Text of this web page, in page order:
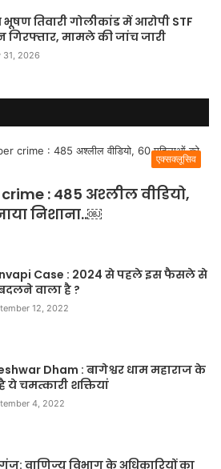
भूषण तिवारी गोलीकांड में आरोपी STF
गिरफ्तार, मामले की जांच जारी
31, 2026
एक्सक्लूसिव
: 485 अश्लील वीडियो,
निशाना..￼
Case : 2024 से पहले इस फैसले से
वाला है ?
12, 2022
Dham : बागेश्वर धाम महाराज के
ये चमत्कारी शक्तियां
4, 2022
वाणिज्य विभाग के अधिकारियों का